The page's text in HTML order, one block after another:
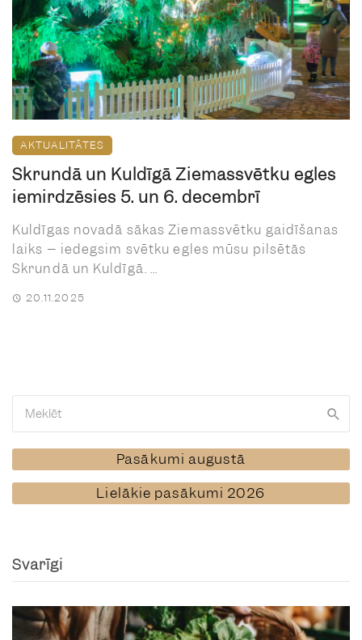
AKTUALITĀTES
Skrundā un Kuldīgā Ziemassvētku egles
iemirdzēsies 5. un 6. decembrī
Kuldīgas novadā sākas Ziemassvētku gaidīšanas
laiks – iedegsim svētku egles mūsu pilsētās
Skrundā un Kuldīgā. ...
20.11.2025
Pasākumi augustā
Lielākie pasākumi 2026
Svarīgi